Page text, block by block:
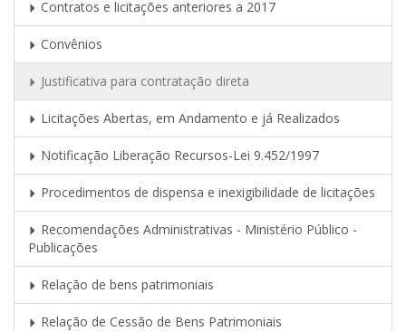
Contratos e licitações anteriores a 2017
Convênios
Justificativa para contratação direta
Licitações Abertas, em Andamento e já Realizados
Notificação Liberação Recursos-Lei 9.452/1997
Procedimentos de dispensa e inexigibilidade de licitações
Recomendações Administrativas - Ministério Público -
Publicações
Relação de bens patrimoniais
Relação de Cessão de Bens Patrimoniais